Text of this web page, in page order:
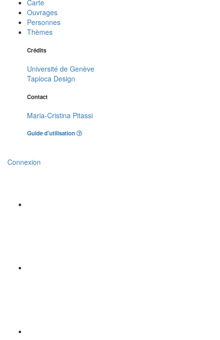
Carte
Ouvrages
Personnes
Thèmes
Crédits
Université de Genève
Tapioca Design
Contact
Maria-Cristina Pitassi
Guide d'utilisation
Connexion